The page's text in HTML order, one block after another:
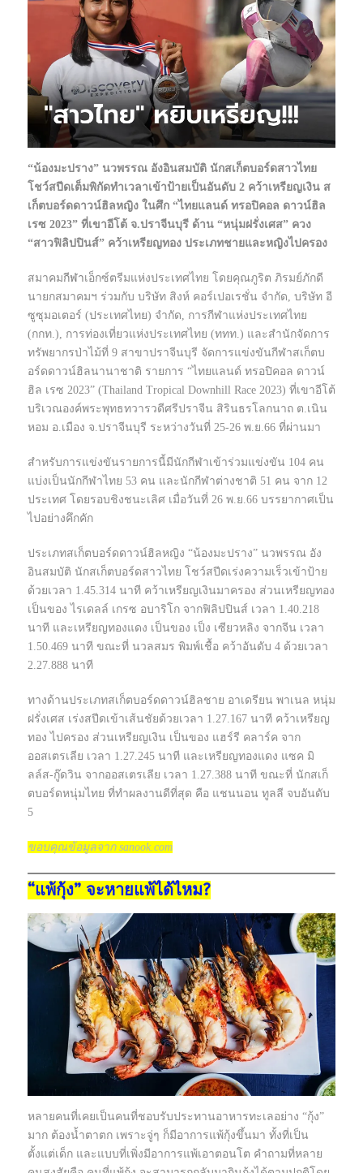
“น้องมะปราง” นวพรรณ อังอินสมบัติ นักสเก็ตบอร์ดสาวไทย
โชว์สปีดเต็มพิกัดทำเวลาเข้าป้ายเป็นอันดับ 2 คว้าเหรียญเงิน ส
เก็ตบอร์ดดาวน์ฮิลหญิง ในศึก “ไทยแลนด์ ทรอปิคอล ดาวน์ฮิล
เรซ 2023” ที่เขาอีโต้ จ.ปราจีนบุรี ด้าน “หนุ่มฝรั่งเศส” ควง
“สาวฟิลิปปินส์” คว้าเหรียญทอง ประเภทชายและหญิงไปครอง
สมาคมกีฬาเอ็กซ์ตรีมแห่งประเทศไทย โดยคุณภูริต ภิรมย์ภักดี
นายกสมาคมฯ ร่วมกับ บริษัท สิงห์ คอร์เปอเรชั่น จำกัด, บริษัท อี
ซูซุมอเตอร์ (ประเทศไทย) จำกัด, การกีฬาแห่งประเทศไทย
(กกท.), การท่องเที่ยวแห่งประเทศไทย (ททท.) และสำนักจัดการ
ทรัพยากรป่าไม้ที่ 9 สาขาปราจีนบุรี จัดการแข่งขันกีฬาสเก็ตบ
อร์ดดาวน์ฮิลนานาชาติ รายการ “ไทยแลนด์ ทรอปิคอล ดาวน์
ฮิล เรซ 2023” (Thailand Tropical Downhill Race 2023) ที่เขาอีโต้
บริเวณองค์พระพุทธทวารวดีศรีปราจีน สิรินธรโลกนาถ ต.เนิน
หอม อ.เมือง จ.ปราจีนบุรี ระหว่างวันที่ 25-26 พ.ย.66 ที่ผ่านมา
สำหรับการแข่งขันรายการนี้มีนักกีฬาเข้าร่วมแข่งขัน 104 คน
แบ่งเป็นนักกีฬาไทย 53 คน และนักกีฬาต่างชาติ 51 คน จาก 12
ประเทศ โดยรอบชิงชนะเลิศ เมื่อวันที่ 26 พ.ย.66 บรรยากาศเป็น
ไปอย่างคึกคัก
ประเภทสเก็ตบอร์ดดาวน์ฮิลหญิง “น้องมะปราง” นวพรรณ อัง
อินสมบัติ นักสเก็ตบอร์ดสาวไทย โชว์สปีดเร่งความเร็วเข้าป้าย
ด้วยเวลา 1.45.314 นาที คว้าเหรียญเงินมาครอง ส่วนเหรียญทอง
เป็นของ ไรเดลล์ เกรซ อบาริโก จากฟิลิปปินส์ เวลา 1.40.218
นาที และเหรียญทองแดง เป็นของ เป็ง เซียวหลิง จากจีน เวลา
1.50.469 นาที ขณะที่ นวลสมร พิมพ์เชื้อ คว้าอันดับ 4 ด้วยเวลา
2.27.888 นาที
ทางด้านประเภทสเก็ตบอร์ดดาวน์ฮิลชาย อาเดรียน พาเนล หนุ่ม
ฝรั่งเศส เร่งสปีดเข้าเส้นชัยด้วยเวลา 1.27.167 นาที คว้าเหรียญ
ทอง ไปครอง ส่วนเหรียญเงิน เป็นของ แฮร์รี คลาร์ค จาก
ออสเตรเลีย เวลา 1.27.245 นาที และเหรียญทองแดง แซค มิ
ลล์ส-กู๊ดวิน จากออสเตรเลีย เวลา 1.27.388 นาที ขณะที่ นักสเก็
ตบอร์ดหนุ่มไทย ที่ทำผลงานดีที่สุด คือ แชนนอน ทูลลี จบอันดับ
5
ขอบคุณข้อมูลจาก sanook.com
“แพ้กุ้ง” จะหายแพ้ได้ไหม?
หลายคนที่เคยเป็นคนที่ชอบรับประทานอาหารทะเลอย่าง “กุ้ง”
มาก ต้องน้ำตาตก เพราะจู่ๆ ก็มีอาการแพ้กุ้งขึ้นมา ทั้งที่เป็น
ตั้งแต่เด็ก และแบบที่เพิ่งมีอาการแพ้เอาตอนโต คำถามที่หลาย